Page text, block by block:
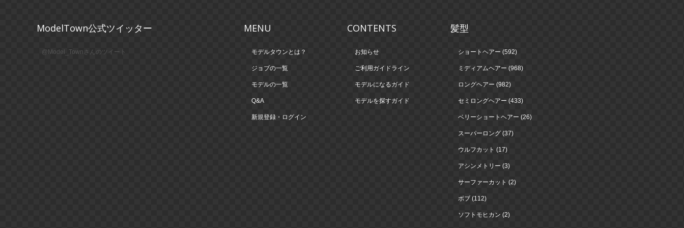
ModelTown公式ツイッター
@Model_Townさんのツイート
MENU
モデルタウンとは？
ジョブの一覧
モデルの一覧
Q&A
新規登録・ログイン
CONTENTS
お知らせ
ご利用ガイドライン
モデルになるガイド
モデルを探すガイド
髪型
ショートヘアー (592)
ミディアムヘアー (968)
ロングヘアー (982)
セミロングヘアー (433)
ベリーショートヘアー (26)
スーパーロング (37)
ウルフカット (17)
アシンメトリー (3)
サーファーカット (2)
ボブ (112)
ソフトモヒカン (2)